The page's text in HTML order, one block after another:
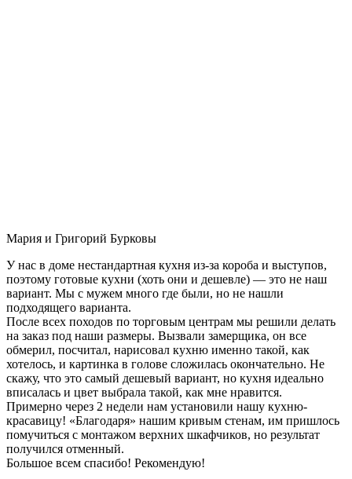
Мария и Григорий Бурковы
У нас в доме нестандартная кухня из-за короба и выступов,
поэтому готовые кухни (хоть они и дешевле) — это не наш
вариант. Мы с мужем много где были, но не нашли
подходящего варианта.
После всех походов по торговым центрам мы решили делать
на заказ под наши размеры. Вызвали замерщика, он все
обмерил, посчитал, нарисовал кухню именно такой, как
хотелось, и картинка в голове сложилась окончательно. Не
скажу, что это самый дешевый вариант, но кухня идеально
вписалась и цвет выбрала такой, как мне нравится.
Примерно через 2 недели нам установили нашу кухню-
красавицу! «Благодаря» нашим кривым стенам, им пришлось
помучиться с монтажом верхних шкафчиков, но результат
получился отменный.
Большое всем спасибо! Рекомендую!